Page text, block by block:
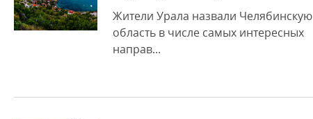
Жители Урала назвали Челябинскую
область в числе самых интересных
направ...